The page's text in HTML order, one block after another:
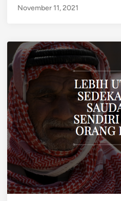
November 11, 2021